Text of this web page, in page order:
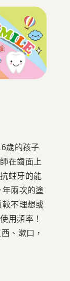
歲的孩子
在齒面上
蛀牙的能
兩次的塗
不理想或
用頻率！
、漱口，